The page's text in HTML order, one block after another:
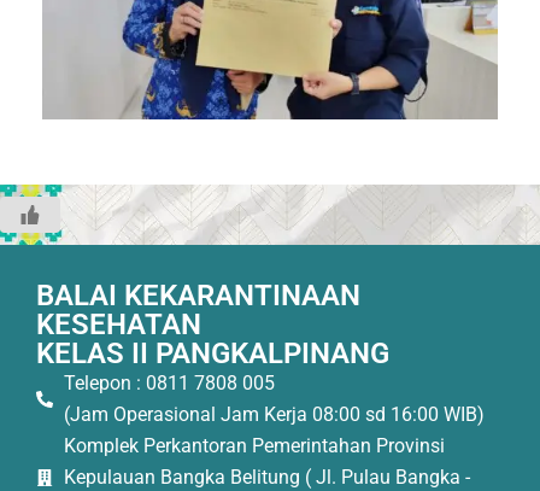
BALAI KEKARANTINAAN
KESEHATAN
KELAS II PANGKALPINANG
Telepon : 0811 7808 005
(Jam Operasional Jam Kerja 08:00 sd 16:00 WIB)
Komplek Perkantoran Pemerintahan Provinsi
Kepulauan Bangka Belitung ( Jl. Pulau Bangka -